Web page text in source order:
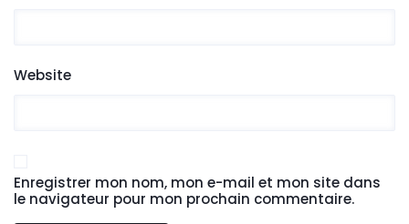
Website
Enregistrer mon nom, mon e-mail et mon site dans
le navigateur pour mon prochain commentaire.